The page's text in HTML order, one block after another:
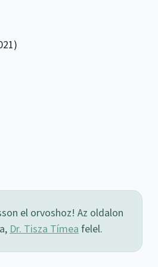
el orvoshoz! Az oldalon
Dr. Tisza Tímea felel.